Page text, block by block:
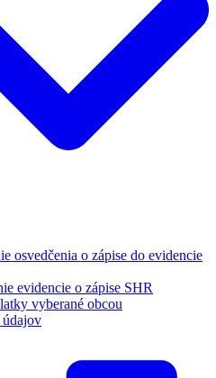
osvedčenia o zápise do evidencie
evidencie o zápise SHR
vyberané obcou
údajov